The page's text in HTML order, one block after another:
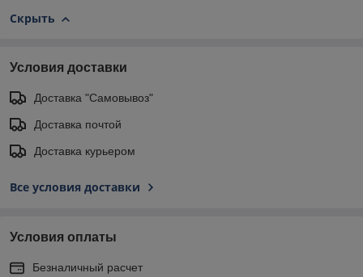
Скрыть
Условия доставки
Доставка "Самовывоз"
Доставка почтой
Доставка курьером
Все условия доставки
Условия оплаты
Безналичный расчет